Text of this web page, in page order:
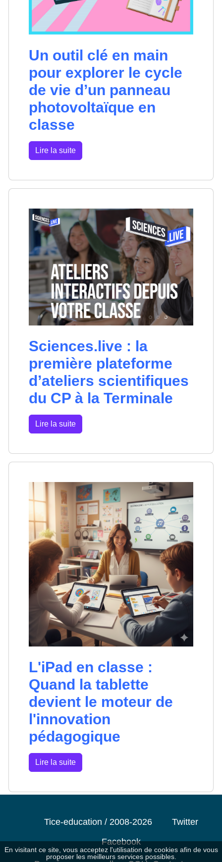
Un outil clé en main
pour explorer le cycle
de vie d’un panneau
photovoltaïque en
classe
Lire la suite
Sciences.live : la
première plateforme
d’ateliers scientifiques
du CP à la Terminale
Lire la suite
L'iPad en classe :
Quand la tablette
devient le moteur de
l'innovation
pédagogique
Lire la suite
Tice-education / 2008-2026
Twitter
Facebook
En visitant ce site, vous acceptez l'utilisation de cookies afin de vous
proposer les meilleurs services possibles.